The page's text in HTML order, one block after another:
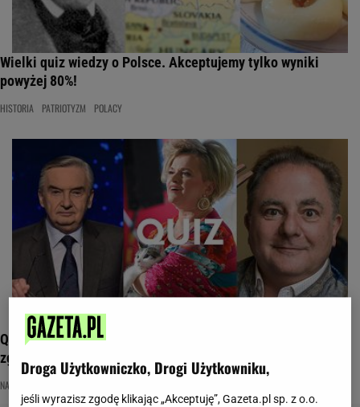
Wielki quiz wiedzy o Polsce. Akceptujemy tylko wyniki
powyżej 80%!
HISTORIA PATRIOTYZM POLACY
Quiz o sławnych osobach! Podajemy trzy nazwiska, a ty
zgadujesz imię
NAJNOWSZE QUIZY DZISIAJ DODANE
Droga Użytkowniczko, Drogi Użytkowniku,
jeśli wyrazisz zgodę klikając „Akceptuję”, Gazeta.pl sp. z o.o.